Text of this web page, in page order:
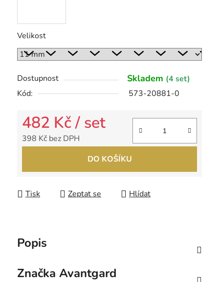
Velikost
Dostupnost Skladem (4 set)
Kód:
573-20881-0
482 Kč/ set
398 Kč bez DPH
DO KOŠÍKU
Tisk Zeptat se Hlídat
Popis
Značka Avantgard